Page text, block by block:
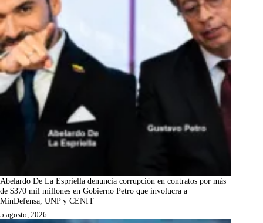
Abelardo De La Espriella denuncia corrupción en contratos por más
de $370 mil millones en Gobierno Petro que involucra a
MinDefensa, UNP y CENIT
5 agosto, 2026